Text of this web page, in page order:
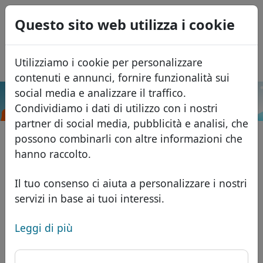
Questo sito web utilizza i cookie
Utilizziamo i cookie per personalizzare
contenuti e annunci, fornire funzionalità sui
social media e analizzare il traffico.
Condividiamo i dati di utilizzo con i nostri
partner di social media, pubblicità e analisi, che
possono combinarli con altre informazioni che
hanno raccolto.
Il tuo consenso ci aiuta a personalizzare i nostri
servizi in base ai tuoi interessi.
Leggi di più
Domini
Database dei domini
Domini africani
Domini asiatici
Domini europei
Domini del Medio Oriente
Domini nordamericani
Listino prezzi
Sconti
Trasferisci
Cerca
Servizi
ID Protect
Hosting DNS
WHOIS
USD
EUR
GBP
Español
Français
Português
Română
Eesti
.aid.pl